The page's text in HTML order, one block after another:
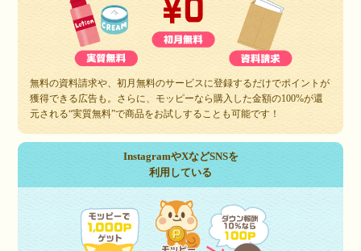
無料の資料請求や、初月無料のサービスに登録するだけでポイントが
獲得できる広告も。さらに、モッピーなら購入した金額の100%が還
元される“実質無料”で商品をお試しすることも可能です！
InstagramやXなどSNSを
利用している